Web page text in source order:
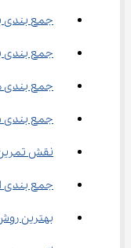
جمع‌ بندی با حل تمرین
جمع ‌بندی با پاسخ تشریحی
جمع ‌بندی متناسب با نوبت اول و دوم
جمع ‌بندی شب امتحان
نقش تمرین و
جمع ‌بندی انگلیسی هفتم چقدر زمان می ‌برد؟
بهترین روش جمع